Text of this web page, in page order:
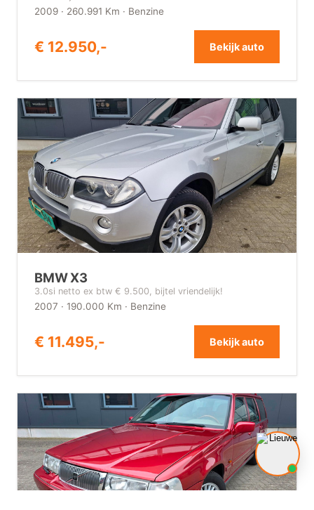
2009 · 260.991 Km · Benzine
€ 12.950,- Bekijk auto
BMW X3
3.0si netto ex btw € 9.500, bijtel vriendelijk!
2007 · 190.000 Km · Benzine
€ 11.495,- Bekijk auto